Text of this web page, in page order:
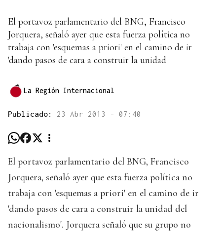
El portavoz parlamentario del BNG, Francisco
Jorquera, señaló ayer que esta fuerza política no
trabaja con 'esquemas a priori' en el camino de ir
'dando pasos de cara a construir la unidad
La Región Internacional
Publicado: 23 Abr 2013 - 07:40
El portavoz parlamentario del BNG, Francisco
Jorquera, señaló ayer que esta fuerza política no
trabaja con 'esquemas a priori' en el camino de ir
'dando pasos de cara a construir la unidad del
nacionalismo'. Jorquera señaló que su grupo no